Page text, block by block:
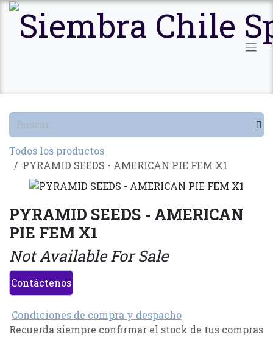
Ir al contenido
Todos los productos
PYRAMID SEEDS - AMERICAN PIE FEM X1
PYRAMID SEEDS - AMERICAN
PIE FEM X1
Not Available For Sale
Contáctenos
Condiciones de compra y despacho
Recuerda siempre confirmar el stock de tus compras